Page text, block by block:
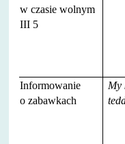
w czasie wolnym
III 5
Informowanie
o zabawkach
My